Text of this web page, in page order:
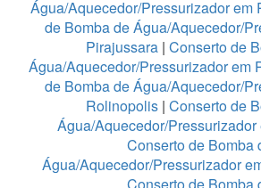
Água/Aquecedor/Pressurizador em
de Bomba de Água/Aquecedor/
Pirajussara| Conserto de
Água/Aquecedor/Pressurizador em
de Bomba de Água/Aquecedor/
Rolinopolis| Conserto de
Água/Aquecedor/Pressurizador
Conserto de Bomba
Água/Aquecedor/Pressurizador